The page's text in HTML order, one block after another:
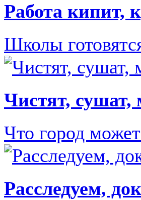
Работа кипит,
Школы
Чистят, сушат,
Что город
Расследуем,